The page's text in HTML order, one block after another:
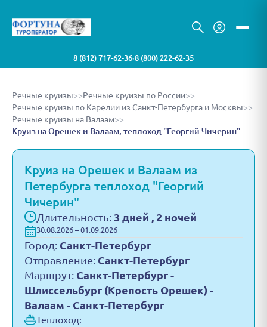
8 (812) 717-62-36•8 (800) 222-62-35
Речные круизы>>Речные круизы по России>>
Речные круизы по Карелии из Санкт-Петербурга и Москвы>>
Речные круизы на Валаам>>
Круиз на Орешек и Валаам, теплоход "Георгий Чичерин"
Круиз на Орешек и Валаам из
Петербурга теплоход "Георгий
Чичерин"
Длительность: 3 дней , 2 ночей
30.08.2026 – 01.09.2026
Город: Санкт-Петербург
Отправление: Санкт-Петербург
Маршрут: Санкт-Петербург -
Шлиссельбург (Крепость Орешек) -
Валаам - Санкт-Петербург
Теплоход: